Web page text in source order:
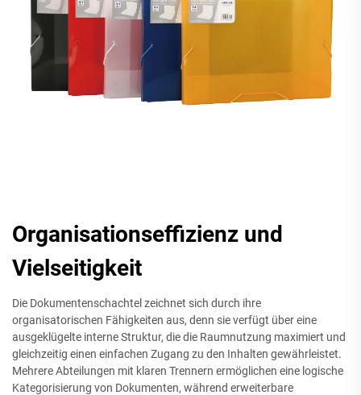
Organisationseffizienz und
Vielseitigkeit
Die Dokumentenschachtel zeichnet sich durch ihre
organisatorischen Fähigkeiten aus, denn sie verfügt über eine
ausgeklügelte interne Struktur, die die Raumnutzung maximiert und
gleichzeitig einen einfachen Zugang zu den Inhalten gewährleistet.
Mehrere Abteilungen mit klaren Trennern ermöglichen eine logische
Kategorisierung von Dokumenten, während erweiterbare